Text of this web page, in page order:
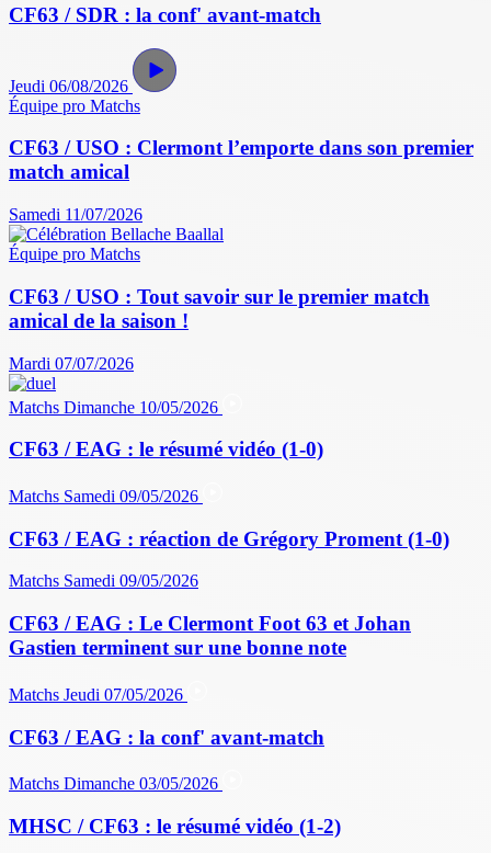
CF63 / SDR : la conf' avant-match
Jeudi 06/08/2026
Équipe pro Matchs
CF63 / USO : Clermont l’emporte dans son premier
match amical
Samedi 11/07/2026
Équipe pro Matchs
CF63 / USO : Tout savoir sur le premier match
amical de la saison !
Mardi 07/07/2026
Matchs Dimanche 10/05/2026
CF63 / EAG : le résumé vidéo (1-0)
Matchs Samedi 09/05/2026
CF63 / EAG : réaction de Grégory Proment (1-0)
Matchs Samedi 09/05/2026
CF63 / EAG : Le Clermont Foot 63 et Johan
Gastien terminent sur une bonne note
Matchs Jeudi 07/05/2026
CF63 / EAG : la conf' avant-match
Matchs Dimanche 03/05/2026
MHSC / CF63 : le résumé vidéo (1-2)